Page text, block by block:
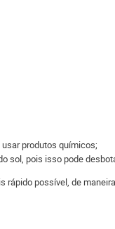
produtos químicos;
sol, pois isso pode
possível, de